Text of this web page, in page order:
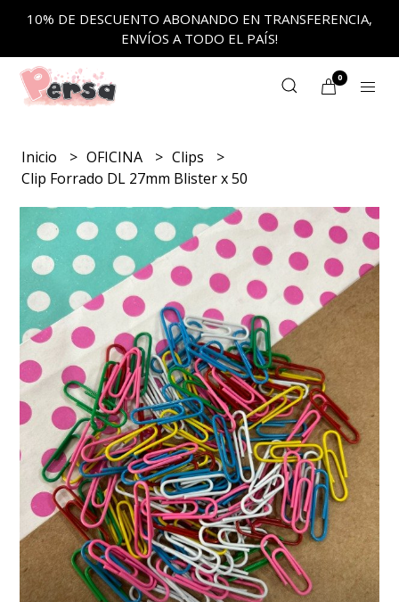
10% DE DESCUENTO ABONANDO EN TRANSFERENCIA,
ENVÍOS A TODO EL PAÍS!
0
Inicio OFICINA
Clips
Clip Forrado DL 27mm Blister x 50